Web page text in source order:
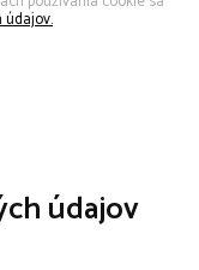
údajov.
údajov